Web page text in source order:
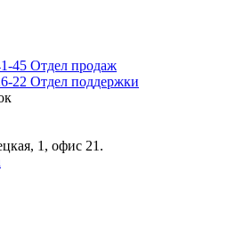
45 Отдел продаж
22 Отдел поддержки
1, офис 21.